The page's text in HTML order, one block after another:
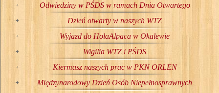
Odwiedziny w PŚDS w ramach Dnia Otwartego
Dzień otwarty w naszych WTZ
Wyjazd do HolaAlpaca w Okalewie
Wigilia WTZ i PŚDS
Kiermasz naszych prac w PKN ORLEN
Międzynarodowy Dzień Osób Niepełnosprawnych